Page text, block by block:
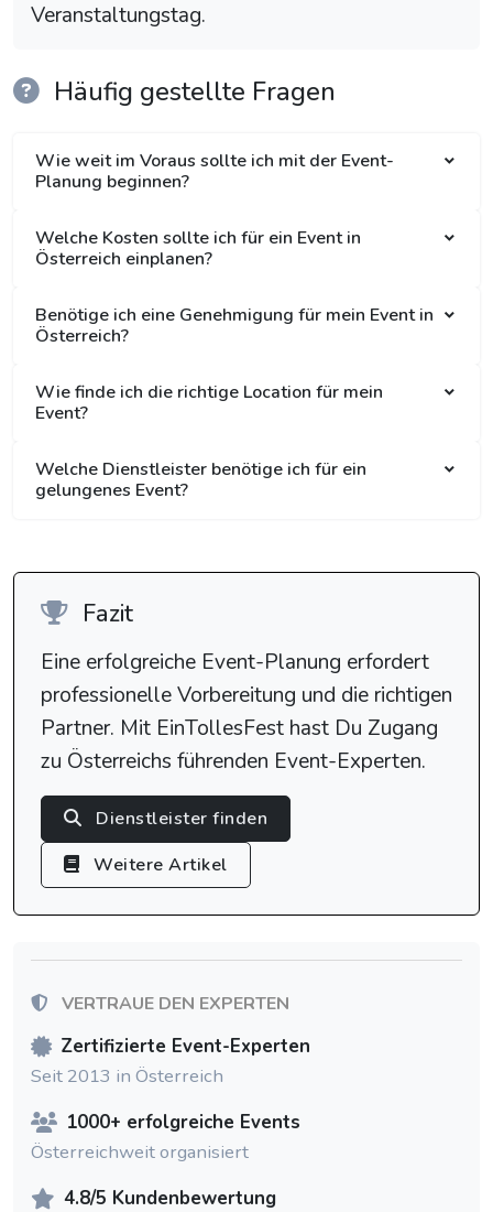
Veranstaltungstag.
Häufig gestellte Fragen
Wie weit im Voraus sollte ich mit der Event-
Planung beginnen?
Welche Kosten sollte ich für ein Event in
Österreich einplanen?
Benötige ich eine Genehmigung für mein Event in
Österreich?
Wie finde ich die richtige Location für mein
Event?
Welche Dienstleister benötige ich für ein
gelungenes Event?
Fazit
Eine erfolgreiche Event-Planung erfordert
professionelle Vorbereitung und die richtigen
Partner. Mit EinTollesFest hast Du Zugang
zu Österreichs führenden Event-Experten.
Dienstleister finden
Weitere Artikel
VERTRAUE DEN EXPERTEN
Zertifizierte Event-Experten
Seit 2013 in Österreich
1000+ erfolgreiche Events
Österreichweit organisiert
4.8/5 Kundenbewertung